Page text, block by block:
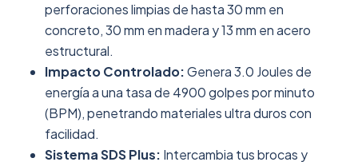
perforaciones limpias de hasta 30 mm en
concreto, 30 mm en madera y 13 mm en acero
estructural.
Impacto Controlado:Genera 3.0 Joules de
energía a una tasa de 4900 golpes por minuto
(BPM), penetrando materiales ultra duros con
facilidad.
Sistema SDS Plus: Intercambia tus brocas y